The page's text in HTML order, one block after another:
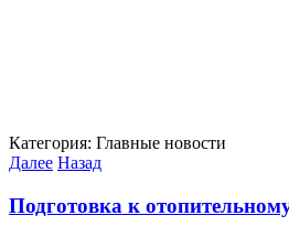
Категория: Главные новости
Далее Назад
Подготовка к